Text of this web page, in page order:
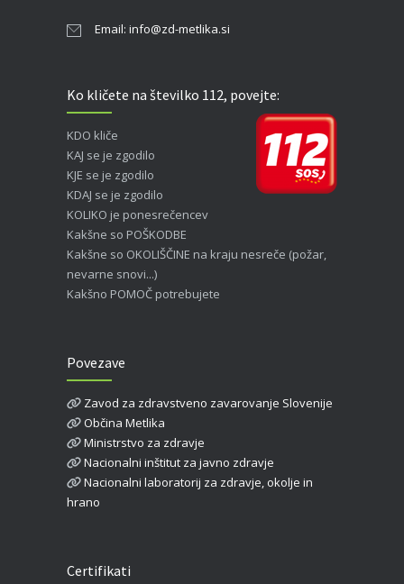
Email: info@zd-metlika.si
Ko kličete na številko 112, povejte:
KDO kliče
KAJ se je zgodilo
KJE se je zgodilo
KDAJ se je zgodilo
KOLIKO je ponesrečencev
Kakšne so POŠKODBE
Kakšne so OKOLIŠČINE na kraju nesreče (požar,
nevarne snovi...)
Kakšno POMOČ potrebujete
Povezave
Zavod za zdravstveno zavarovanje Slovenije
Občina Metlika
Ministrstvo za zdravje
Nacionalni inštitut za javno zdravje
Nacionalni laboratorij za zdravje, okolje in
hrano
Certifikati